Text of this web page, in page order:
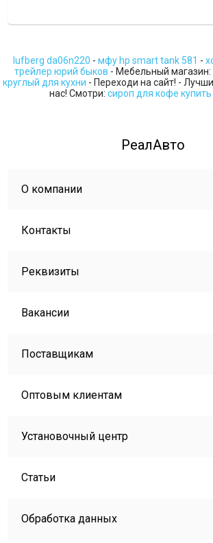
lufberg da06n220 - мфу hp smart tank 581 -
трейлер юрий быков - Мебельный магазин:
круглый для кухни - Переходи на сайт! -
нас! Смотри: сироп для кофе купить
РеалАвто
О компании
Контакты
Реквизиты
Вакансии
Поставщикам
Оптовым клиентам
Установочный центр
Статьи
Обработка данных